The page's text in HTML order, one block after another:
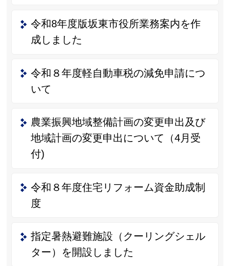
令和8年度版坂東市役所業務案内を作
成しました
令和８年度軽自動車税の減免申請につ
いて
農業振興地域整備計画の変更申出及び
地域計画の変更申出について（4月受
付)
令和８年度住宅リフォーム資金助成制
度
指定暑熱避難施設（クーリングシェル
ター）を開設しました